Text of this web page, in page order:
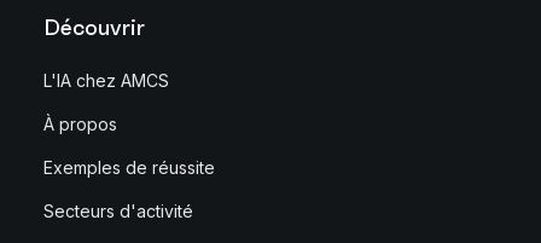
Découvrir
L'IA chez AMCS
À propos
Exemples de réussite
Secteurs d'activité